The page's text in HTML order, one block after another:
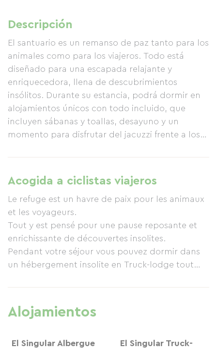
Descripción
El santuario es un remanso de paz tanto para los
animales como para los viajeros. Todo está
diseñado para una escapada relajante y
enriquecedora, llena de descubrimientos
insólitos. Durante su estancia, podrá dormir en
alojamientos únicos con todo incluido, que
incluyen sábanas y toallas, desayuno y un
momento para disfrutar del jacuzzi frente a los
que tiene lugar una hora y media antes del
anochecer. Termine la noche con una cena
realmente sorprendente en el Petit
Observatoire, donde podrá saborear productos
agrícolas y locales mientras observa animales
nocturnos. Abrimos todo el año, todos los días,
para estancias de 1 a 2 noches como máximo. Al
hospedarse en el santuario, contribuye a la
santuario.
Acogida a ciclistas viajeros
Le refuge est un havre de paix pour les animaux
et les voyageurs.
Tout y est pensé pour une pause reposante et
enrichissante de découvertes insolites.
Pendant votre séjour vous pouvez dormir dans
un hébergement insolite en Truck-lodge tout
les renards.
Puis profiter du nourissage des animaux du
la tombée du jour.
Alojamientos
El Singular Albergue
El Singular Truck-